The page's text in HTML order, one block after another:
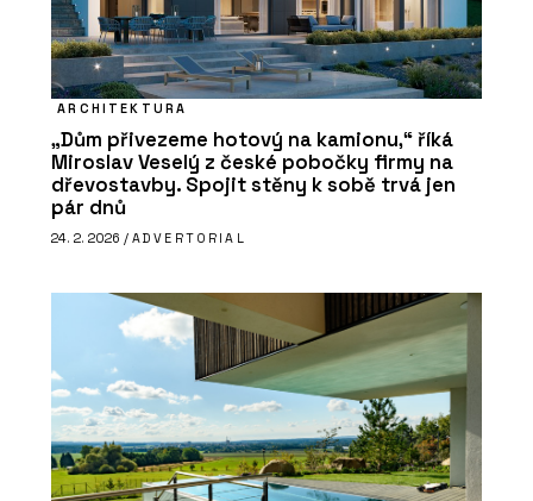
ARCHITEKTURA
„Dům přivezeme hotový na kamionu,“ říká
Miroslav Veselý z české pobočky firmy na
dřevostavby. Spojit stěny k sobě trvá jen
pár dnů
24. 2. 2026 / ADVERTORIAL